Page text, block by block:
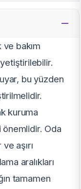
ve bakım
yetiştirilebilir.
bu yüzden
kuruma
Oda
aşırı
aralıkları
tamamen